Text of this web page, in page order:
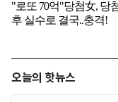
오늘의 핫뉴스